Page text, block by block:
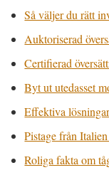
Så väljer du rätt
Auktoriserad
Certifierad
Byt ut utedasset
Effektiva
Pistage från
Roliga fakta om